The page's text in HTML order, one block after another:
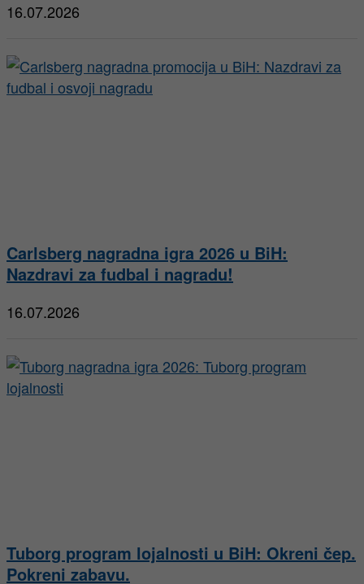
16.07.2026
Carlsberg nagradna igra 2026 u BiH:
Nazdravi za fudbal i nagradu!
16.07.2026
Tuborg program lojalnosti u BiH: Okreni čep.
Pokreni zabavu.